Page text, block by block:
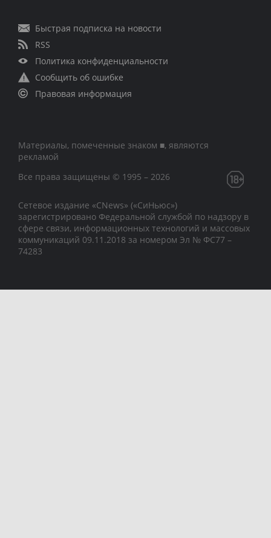
Быстрая подписка на новости
RSS
Политика конфиденциальности
Сообщить об ошибке
Правовая информация
Материалы, помеченные знаком ■, являются
рекламой
Все права защищены © 1995 – 2026
Сетевое издание «CNews» («СиНьюс»)
зарегистрировано Федеральной службой по надзору в
сфере связи, информационных технологий и массовых
коммуникаций 09.11.2018 за номером Эл № ФС77 –
74283